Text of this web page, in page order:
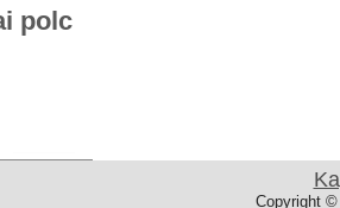
polc
Copyright ©